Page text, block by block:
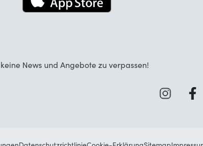
News und Angebote zu verpassen!